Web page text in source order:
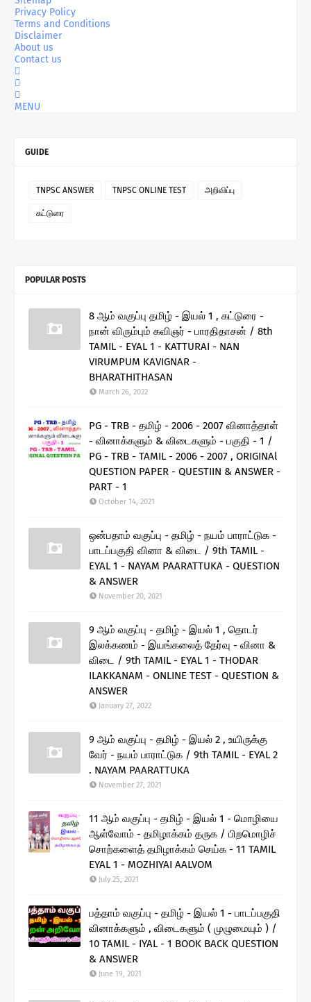
Privacy Policy
Terms and Conditions
Disclaimer
About us
Contact us
MENU
GUIDE
TNPSC ANSWER TNPSC ONLINE TEST அறிவிப்பு
கட்டுரை
POPULAR POSTS
8 ஆம் வகுப்பு தமிழ் - இயல் 1 , கட்டுரை -
நான் விரும்பும் கவிஞர் - பாரதிதாசன் / 8th
TAMIL - EYAL 1 - KATTURAI - NAN
VIRUMPUM KAVIGNAR -
BHARATHITHASAN
March 26, 2022
PG - TRB - தமிழ் - 2006 - 2007 வினாத்தாள்
- வினாக்களும் & விடைகளும் - பகுதி - 1 /
PG - TRB - TAMIL - 2006 - 2007 , ORIGINAl
QUESTION PAPER - QUESTIIN & ANSWER -
PART - 1
October 14, 2021
ஒன்பதாம் வகுப்பு - தமிழ் - நயம் பாராட்டுக -
பாடப்பகுதி வினா & விடை / 9th TAMIL -
EYAL 1 - NAYAM PAARATTUKA - QUESTION
& ANSWER
November 20, 2021
9 ஆம் வகுப்பு - தமிழ் - இயல் 1 , தொடர்
இலக்கணம் - இயங்கலைத் தேர்வு - வினா &
விடை / 9th TAMIL - EYAL 1 - THODAR
ILAKKANAM - ONLINE TEST - QUESTION &
ANSWER
January 27, 2022
9 ஆம் வகுப்பு - தமிழ் - இயல் 2 , உயிருக்கு
வேர் - நயம் பாராட்டுக / 9th TAMIL - EYAL 2
. NAYAM PAARATTUKA
November 27, 2021
11 ஆம் வகுப்பு - தமிழ் - இயல் 1 - மொழியை
ஆள்வோம் - தமிழாக்கம் தருக / பிறமொழிச்
சொற்களைத் தமிழாக்கம் செய்க - 11 TAMIL
EYAL 1 - MOZHIYAI AALVOM
July 25, 2021
பத்தாம் வகுப்பு - தமிழ் - இயல் 1 - பாடப்பகுதி
வினாக்களும் , விடைகளும் ( முழுமையும் ) /
10 TAMIL - IYAL - 1 BOOK BACK QUESTION
& ANSWER
June 19, 2021